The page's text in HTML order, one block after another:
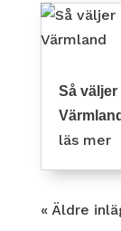
Så
Värmland
läs mer
« Äldre